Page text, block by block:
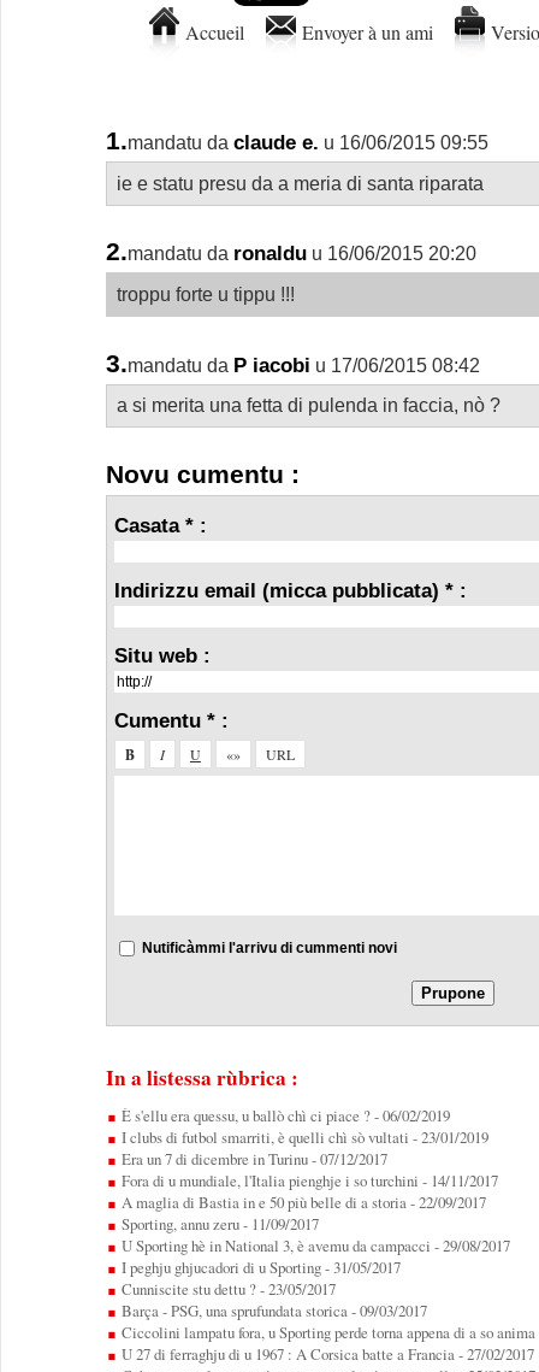
Accueil Envoyer à un ami
1.mandatu da claude e. u 16/06/2015 09:55
ie e statu presu da a meria di santa riparata
2.mandatu da ronaldu u 16/06/2015 20:20
troppu forte u tippu !!!
3.mandatu da P iacobi u 17/06/2015 08:42
a si merita una fetta di pulenda in faccia, nò ?
Novu cumentu :
Casata * :
Indirizzu email (micca pubblicata) * :
Situ web :
Cumentu * :
Nutificàmmi l'arrivu di cummenti novi
In a listessa rùbrica :
È s'ellu era quessu, u ballò chì ci piace ?- 06/02/2019
I clubs di futbol smarriti, è quelli chì sò vultati - 23/01/2019
Era un 7 di dicembre in Turinu- 07/12/2017
Fora di u mundiale, l'Italia pienghje i so turchini - 14/11/2017
A maglia di Bastia in e 50 più belle di a storia- 22/09/2017
Sporting, annu zeru- 11/09/2017
U Sporting hè in National 3, è avemu da campacci - 29/08/2017
I peghju ghjucadori di u Sporting- 31/05/2017
Cunniscite stu dettu ?- 23/05/2017
Barça - PSG, una sprufundata storica- 09/03/2017
Ciccolini lampatu fora, u Sporting perde torna appena di a so anima
U 27 di ferraghju di u 1967 : A Corsica batte a Francia- 27/02/2017